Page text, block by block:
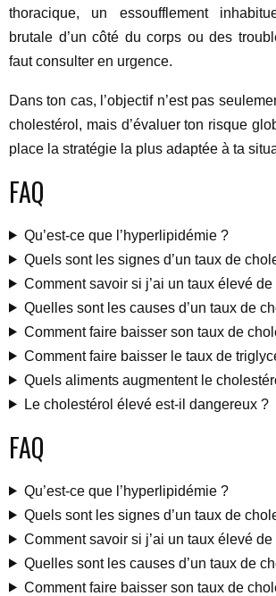
thoracique, un essoufflement
brutale d’un côté du corps ou des
faut consulter en urgence.
Dans ton cas, l’objectif n’est pas
cholestérol, mais d’évaluer ton risque
place la stratégie la plus adaptée à ta
FAQ
Qu’est-ce que l’hyperlipidémie ?
Quels sont les signes d’un taux de
Comment savoir si j’ai un taux élevé
Quelles sont les causes d’un taux de
Comment faire baisser son taux de
Comment faire baisser le taux de
Quels aliments augmentent le
Le cholestérol élevé est-il dangereux ?
FAQ
Qu’est-ce que l’hyperlipidémie ?
Quels sont les signes d’un taux de
Comment savoir si j’ai un taux élevé
Quelles sont les causes d’un taux de
Comment faire baisser son taux de